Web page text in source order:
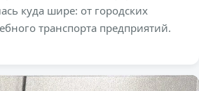
куда шире: от городских
транспорта предприятий.